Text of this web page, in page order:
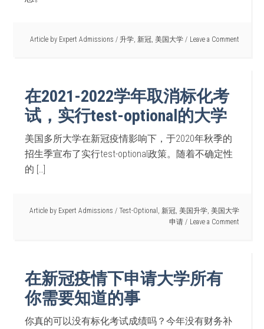
Article by Expert Admissions / 升学, 新冠, 美国大学 Leave a Comment
在2021-2022学年取消标化考
试，实行test-optional的大学
美国多所大学在新冠疫情影响下，于2020年秋季的
招生季宣布了实行test-optional政策。随着不确定性
的 […]
Article by Expert Admissions / Test-Optional , 新冠, 美国升学, 美国大学
申请
Leave a Comment
在新冠疫情下申请大学所有
你需要知道的事
你真的可以没有标化考试成绩吗？今年没有财务补